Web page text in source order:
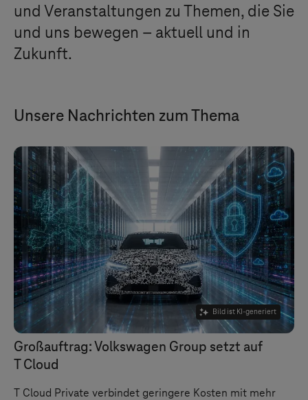
und Veranstaltungen zu Themen, die Sie
und uns bewegen – aktuell und in
Zukunft.
Unsere Nachrichten zum Thema
Bild ist KI-generiert
Großauftrag: Volkswagen Group setzt auf
T Cloud
T Cloud Private verbindet geringere Kosten mit mehr